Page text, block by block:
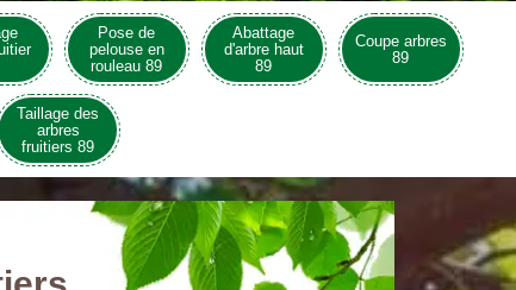
Pose de
pelouse en
rouleau 89
Abattage
d'arbre haut
89
Coupe arbres
89
Taillage des
arbres
fruitiers 89